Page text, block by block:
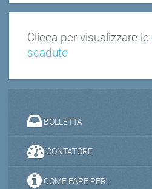
Clicca per visualizzare le
scadute
BOLLETTA
CONTATORE
COME FARE PER...